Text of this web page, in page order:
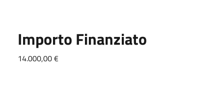
Importo Finanziato
14.000,00 €